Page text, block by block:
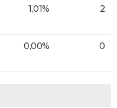
1,01% 2
0,00% 0